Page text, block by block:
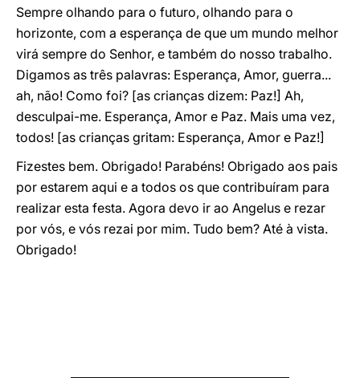
Sempre olhando para o futuro, olhando para o
horizonte, com a esperança de que um mundo melhor
virá sempre do Senhor, e também do nosso trabalho.
Digamos as três palavras: Esperança, Amor, guerra...
ah, não! Como foi? [as crianças dizem: Paz!] Ah,
desculpai-me. Esperança, Amor e Paz. Mais uma vez,
todos! [as crianças gritam: Esperança, Amor e Paz!]
Fizestes bem. Obrigado! Parabéns! Obrigado aos pais
por estarem aqui e a todos os que contribuíram para
realizar esta festa. Agora devo ir ao Angelus e rezar
por vós, e vós rezai por mim. Tudo bem? Até à vista.
Obrigado!